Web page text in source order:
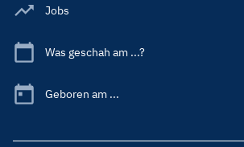
Jobs
Was geschah am ...?
Geboren am ...